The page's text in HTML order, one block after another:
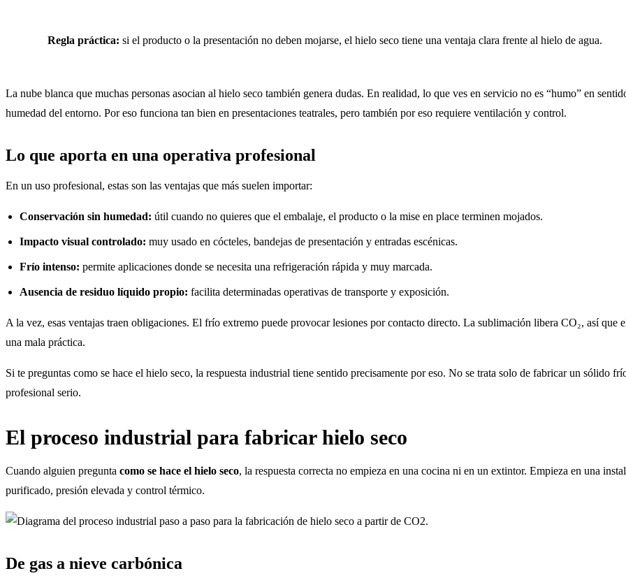
Regla práctica: si el producto o la presentación no deben mojarse, el hielo seco tiene una ventaja clara frente al hielo de agua.
La nube blanca que muchas personas asocian al hielo seco también genera dudas. En realidad, lo que ves en servicio no es “humo” en
humedad del entorno. Por eso funciona tan bien en presentaciones teatrales, pero también por eso requiere ventilación y control.
Lo que aporta en una operativa profesional
En un uso profesional, estas son las ventajas que más suelen importar:
Conservación sin humedad: útil cuando no quieres que el embalaje, el producto o la mise en place terminen mojados.
Impacto visual controlado: muy usado en cócteles, bandejas de presentación y entradas escénicas.
Frío intenso: permite aplicaciones donde se necesita una refrigeración rápida y muy marcada.
Ausencia de residuo líquido propio: facilita determinadas operativas de transporte y exposición.
A la vez, esas ventajas traen obligaciones. El frío extremo puede provocar lesiones por contacto directo. La sublimación libera CO₂, así que
una mala práctica.
Si te preguntas como se hace el hielo seco, la respuesta industrial tiene sentido precisamente por eso. No se trata solo de fabricar un sólido
profesional serio.
El proceso industrial para fabricar hielo seco
Cuando alguien pregunta como se hace el hielo seco, la respuesta correcta no empieza en una cocina ni en un extintor. Empieza en una
purificado, presión elevada y control térmico.
De gas a nieve carbónica